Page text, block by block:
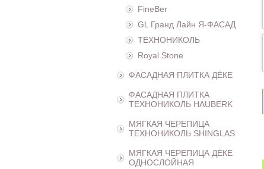
FineBer
GL Гранд Лайн Я-ФАСАД
ТЕХНОНИКОЛЬ
Royal Stone
ФАСАДНАЯ ПЛИТКА ДЁКЕ
ФАСАДНАЯ ПЛИТКА
ТЕХНОНИКОЛЬ HAUBERK
МЯГКАЯ ЧЕРЕПИЦА
ТЕХНОНИКОЛЬ SHINGLAS
МЯГКАЯ ЧЕРЕПИЦА ДЁКЕ
ОДНОСЛОЙНАЯ